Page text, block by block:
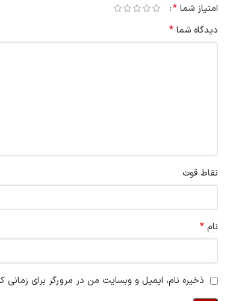
امتیاز شما *
دیدگاه شما *
نقاط قوت
نام *
ذخیره نام، ایمیل و وبسایت من در مرورگر برای زمانی